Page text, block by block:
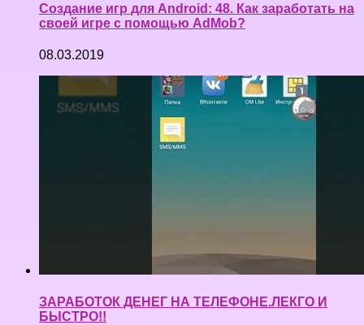
Создание игр для Android: 48. Как заработать на
своей игре с помощью AdMob?
08.03.2019
ЗАРАБОТОК ДЕНЕГ НА ТЕЛЕФОНЕ.ЛЕКГО И
БЫСТРО!!